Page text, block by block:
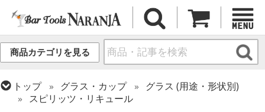
商品カテゴリを見る
トップ グラス・カップ
グラス (用途・形状別)
スピリッツ・リキュール